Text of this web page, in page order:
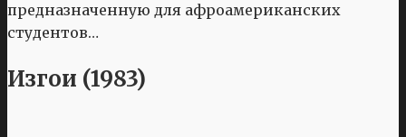
предназначенную для афроамериканских
студентов…
Изгои (1983)